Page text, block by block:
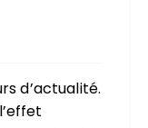
d’actualité.